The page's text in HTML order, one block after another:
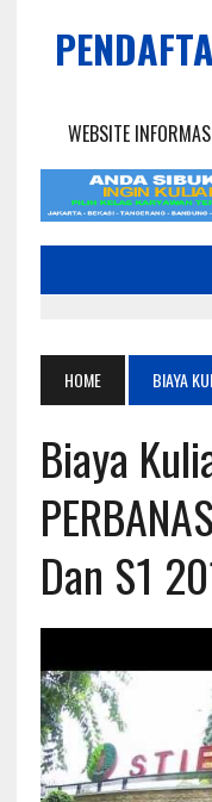
WEBSITE
HOME BIAYA
Biaya
Dan S1